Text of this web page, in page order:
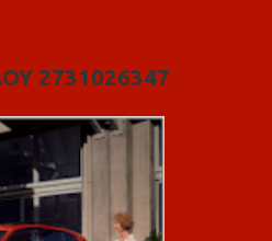
2731026347